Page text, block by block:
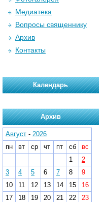
Медиатека
Вопросы священнику
Архив
Контакты
Календарь
Архив
Август - 2026
пн
вт ср чт пт сб
вс
1
2
3
4 5 6 7 8
9
10
11 12 13 14 15
16
17
18 19 20 21 22
23